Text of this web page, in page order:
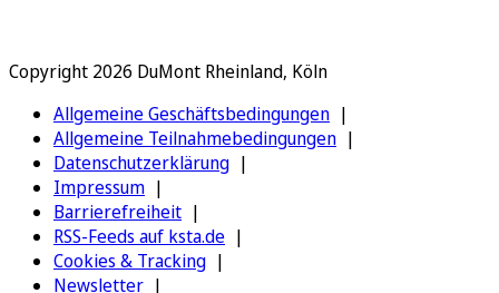
Copyright 2026 DuMont Rheinland, Köln
Allgemeine Geschäftsbedingungen
Allgemeine Teilnahmebedingungen
Datenschutzerklärung
Impressum
Barrierefreiheit
RSS-Feeds auf ksta.de
Cookies & Tracking
Newsletter